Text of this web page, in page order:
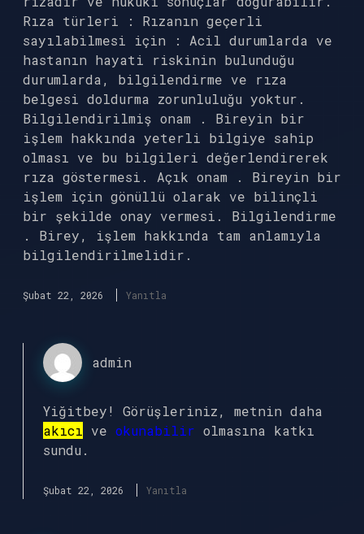
Rıza türleri : Rızanın geçerli
sayılabilmesi için : Acil durumlarda ve
hastanın hayati riskinin bulunduğu
durumlarda, bilgilendirme ve rıza
belgesi doldurma zorunluluğu yoktur.
Bilgilendirilmiş onam . Bireyin bir
işlem hakkında yeterli bilgiye sahip
olması ve bu bilgileri değerlendirerek
rıza göstermesi. Açık onam . Bireyin bir
işlem için gönüllü olarak ve bilinçli
bir şekilde onay vermesi. Bilgilendirme
. Birey, işlem hakkında tam anlamıyla
bilgilendirilmelidir.
Şubat 22, 2026 Yanıtla
admin
Yiğitbey! Görüşleriniz, metnin daha
akıcı ve okunabilir olmasına katkı
sundu.
Şubat 22, 2026 Yanıtla